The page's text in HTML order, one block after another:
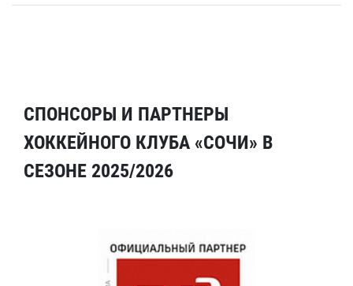
СПОНСОРЫ И ПАРТНЕРЫ
ХОККЕЙНОГО КЛУБА «СОЧИ» В
СЕЗОНЕ 2025/2026